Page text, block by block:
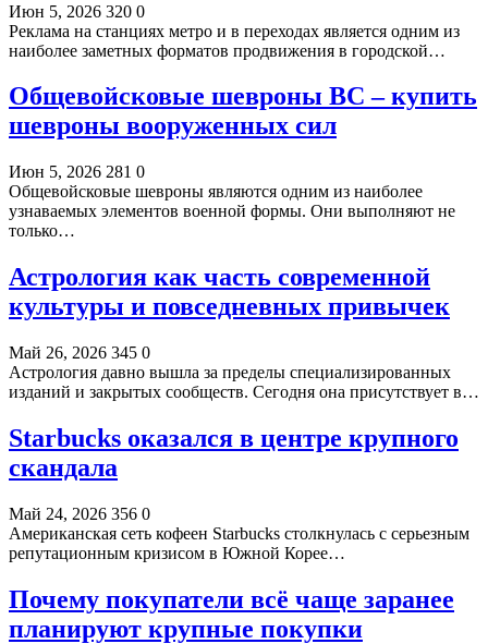
Июн 5, 2026 320 0
Реклама на станциях метро и в переходах является одним из
наиболее заметных форматов продвижения в городской…
Общевойсковые шевроны ВС – купить
шевроны вооруженных сил
Июн 5, 2026 281 0
Общевойсковые шевроны являются одним из наиболее
узнаваемых элементов военной формы. Они выполняют не
только…
Астрология как часть современной
культуры и повседневных привычек
Май 26, 2026 345 0
Астрология давно вышла за пределы специализированных
изданий и закрытых сообществ. Сегодня она присутствует в…
Starbucks оказался в центре крупного
скандала
Май 24, 2026 356 0
Американская сеть кофеен Starbucks столкнулась с серьезным
репутационным кризисом в Южной Корее…
Почему покупатели всё чаще заранее
планируют крупные покупки